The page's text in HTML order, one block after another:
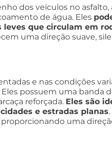
dos veículos no
de água. Eles
leves que circulam em
uma direção suave,
e nas condições
possuem uma banda
reforçada. Eles são
e estradas planas
uma